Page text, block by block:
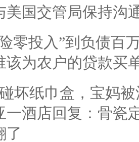
美国交管局保持沟
零投入”到负债百
该为农户的贷款买
坏纸巾盒，宝妈
一酒店回复：骨瓷
了